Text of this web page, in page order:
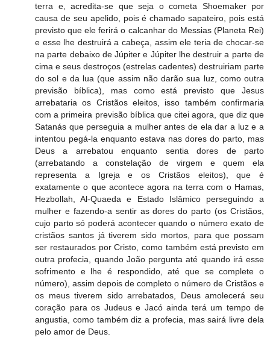
terra e, acredita-se que seja o cometa Shoemaker por
causa de seu apelido, pois é chamado sapateiro, pois está
previsto que ele ferirá o calcanhar do Messias (Planeta Rei)
e esse lhe destruirá a cabeça, assim ele teria de chocar-se
na parte debaixo de Júpiter e Júpiter lhe destruir a parte de
cima e seus destroços (estrelas cadentes) destruiriam parte
do sol e da lua (que assim não darão sua luz, como outra
previsão bíblica), mas como está previsto que Jesus
arrebataria os Cristãos eleitos, isso também confirmaria
com a primeira previsão bíblica que citei agora, que diz que
Satanás que perseguia a mulher antes de ela dar a luz e a
intentou pegá-la enquanto estava nas dores do parto, mas
Deus a arrebatou enquanto sentia dores de parto
(arrebatando a constelação de virgem e quem ela
representa a Igreja e os Cristãos eleitos), que é
exatamente o que acontece agora na terra com o Hamas,
Hezbollah, Al-Quaeda e Estado Islâmico perseguindo a
mulher e fazendo-a sentir as dores do parto (os Cristãos,
cujo parto só poderá acontecer quando o número exato de
cristãos santos já tiverem sido mortos, para que possam
ser restaurados por Cristo, como também está previsto em
outra profecia, quando João pergunta até quando irá esse
sofrimento e lhe é respondido, até que se complete o
número), assim depois de completo o número de Cristãos e
os meus tiverem sido arrebatados, Deus amolecerá seu
coração para os Judeus e Jacó ainda terá um tempo de
angustia, como também diz a profecia, mas sairá livre dela
pelo amor de Deus.